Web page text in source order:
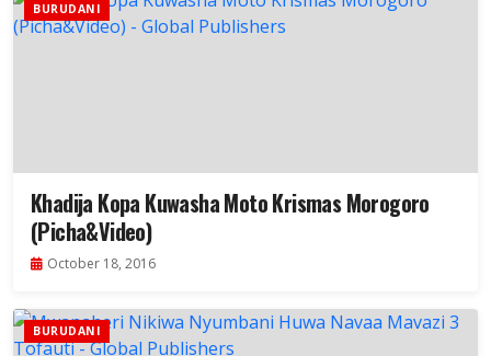
BURUDANI
Khadija Kopa Kuwasha Moto Krismas Morogoro
(Picha&Video)
October 18, 2016
BURUDANI